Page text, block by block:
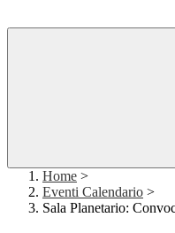
Home >
Eventi Calendario >
Sala Planetario: